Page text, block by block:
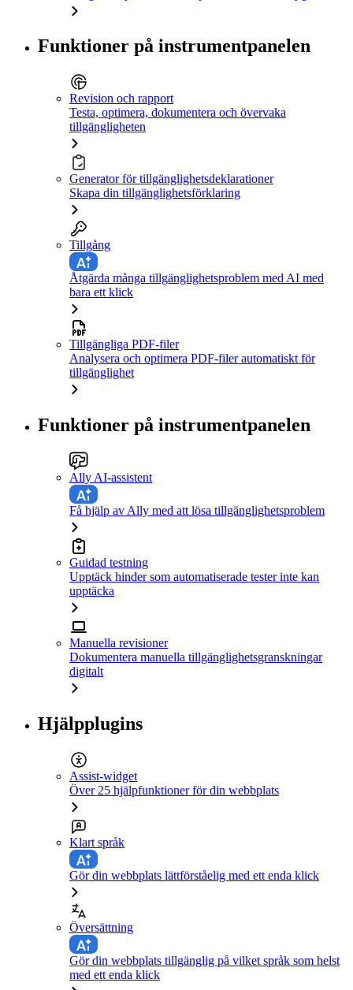
Funktioner på instrumentpanelen
Revision och rapport
Testa, optimera, dokumentera och övervaka
tillgängligheten
Generator för tillgänglighetsdeklarationer
Skapa din tillgänglighetsförklaring
Tillgång
Åtgärda många tillgänglighetsproblem med AI med
bara ett klick
Tillgängliga PDF-filer
Analysera och optimera PDF-filer automatiskt för
tillgänglighet
Funktioner på instrumentpanelen
Ally AI-assistent
Få hjälp av Ally med att lösa tillgänglighetsproblem
Guidad testning
Upptäck hinder som automatiserade tester inte kan
upptäcka
Manuella revisioner
Dokumentera manuella tillgänglighetsgranskningar
digitalt
Hjälpplugins
Assist-widget
Över 25 hjälpfunktioner för din webbplats
Klart språk
Gör din webbplats lättförståelig med ett enda klick
Översättning
Gör din webbplats tillgänglig på vilket språk som helst
med ett enda klick